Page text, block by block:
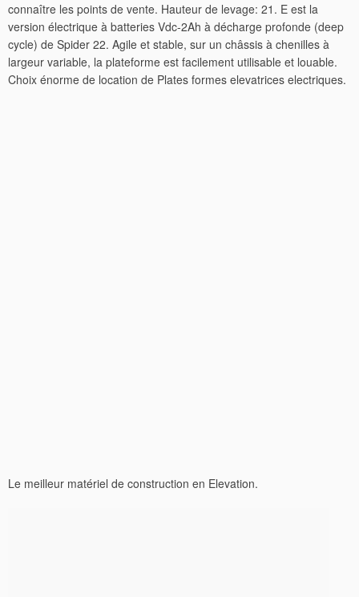
connaître les points de vente. Hauteur de levage: 21. E est la
version électrique à batteries Vdc-2Ah à décharge profonde (deep
cycle) de Spider 22. Agile et stable, sur un châssis à chenilles à
largeur variable, la plateforme est facilement utilisable et louable.
Choix énorme de location de Plates formes elevatrices electriques.
Le meilleur matériel de construction en Elevation.